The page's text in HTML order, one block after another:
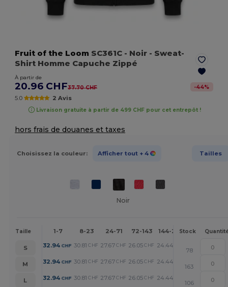
Fruit of the Loom SC361C - Noir - Sweat-
Shirt Homme Capuche Zippé
À partir de
20.96 CHF37.70 CHF -44%
5.0 2 Avis
Livraison gratuite à partir de 499 CHF pour cet entrepôt !
hors frais de douanes et taxes
Choisissez la couleur: Afficher tout + 4 Tailles
Noir
Taille 1-7 8-23 24-71 72-143 144-287 288 +
Stock
S 32.94 CHF 30.81 CHF 27.67 CHF 26.05 CHF 24.44 CHF
78
M
32.94 CHF 30.81 CHF 27.67 CHF 26.05 CHF 24.44 CHF
163
L
32.94 CHF 30.81 CHF 27.67 CHF 26.05 CHF 24.44 CHF
106